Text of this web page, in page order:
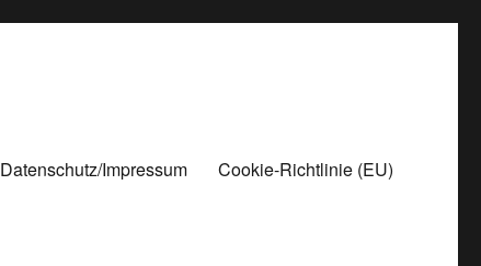
Datenschutz/Impressum Cookie-Richtlinie (EU)